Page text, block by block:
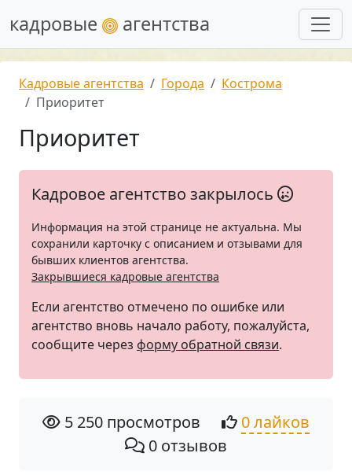
кадровые агентства
Кадровые агентства Города
Кострома
Приоритет
Приоритет
Кадровое агентство закрылось
Информация на этой странице не актуальна. Мы
сохранили карточку с описанием и отзывами для
бывших клиентов агентства.
Закрывшиеся кадровые агентства
Если агентство отмечено по ошибке или
агентство вновь начало работу, пожалуйста,
сообщите через форму обратной связи.
5 250 просмотров
0 лайков
0 отзывов